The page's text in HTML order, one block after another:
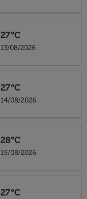
27°C
13/08/2026
27°C
14/08/2026
28°C
15/08/2026
27°C